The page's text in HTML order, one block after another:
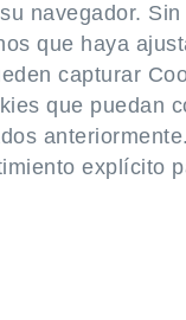
navegador. Sin
que haya
capturar
que puedan
explícito